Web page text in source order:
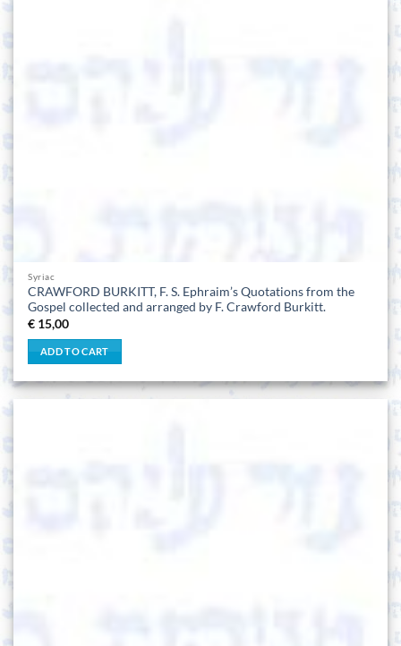
Syriac
CRAWFORD BURKITT, F. S. Ephraim’s Quotations from the
Gospel collected and arranged by F. Crawford Burkitt.
€ 15,00
ADD TO CART